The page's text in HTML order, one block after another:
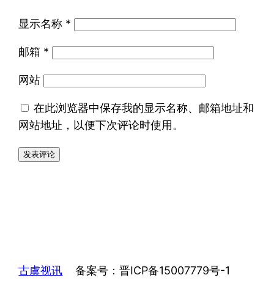
显示名称 *
邮箱 *
网站
在此浏览器中保存我的显示名称、邮箱地址和
网站地址，以便下次评论时使用。
古虞视讯 备案号：晋ICP备15007779号-1